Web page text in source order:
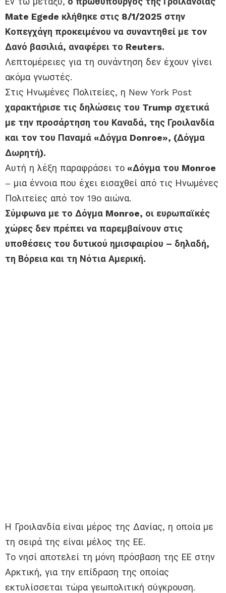
Mate Egede κλήθηκε στις 8/1/2025 στην
Κοπεγχάγη προκειμένου να συναντηθεί με τον
Δανό βασιλιά, αναφέρει το Reuters.
Λεπτομέρειες για τη συνάντηση δεν έχουν γίνει
ακόμα γνωστές.
Στις Ηνωμένες Πολιτείες, η New York Post
χαρακτήρισε τις δηλώσεις του Trump σχετικά
με την προσάρτηση του Καναδά, της Γροιλανδία
και τον του Παναμά «Δόγμα Donroe», (Δόγμα
Δωρητή).
Αυτή η λέξη παραφράσει το «Δόγμα του Monroe
– μια έννοια που έχει εισαχθεί από τις Ηνωμένες
Πολιτείες από τον 19ο αιώνα.
Σύμφωνα με το Δόγμα Monroe, οι ευρωπαϊκές
χώρες δεν πρέπει να παρεμβαίνουν στις
υποθέσεις του δυτικού ημισφαιρίου – δηλαδή,
τη Βόρεια και τη Νότια Αμερική.
Η Γροιλανδία είναι μέρος της Δανίας, η οποία με
τη σειρά της είναι μέλος της ΕΕ.
Το νησί αποτελεί τη μόνη πρόσβαση της ΕΕ στην
Αρκτική, για την επίδραση της οποίας
εκτυλίσσεται τώρα γεωπολιτική σύγκρουση.